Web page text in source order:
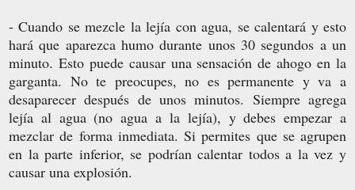
- Cuando se mezcle la lejía con agua, se calentará y esto
hará que aparezca humo durante unos 30 segundos a un
minuto. Esto puede causar una sensación de ahogo en la
garganta. No te preocupes, no es permanente y va a
desaparecer después de unos minutos. Siempre agrega
lejía al agua (no agua a la lejía), y debes empezar a
mezclar de forma inmediata. Si permites que se agrupen
en la parte inferior, se podrían calentar todos a la vez y
causar una explosión.